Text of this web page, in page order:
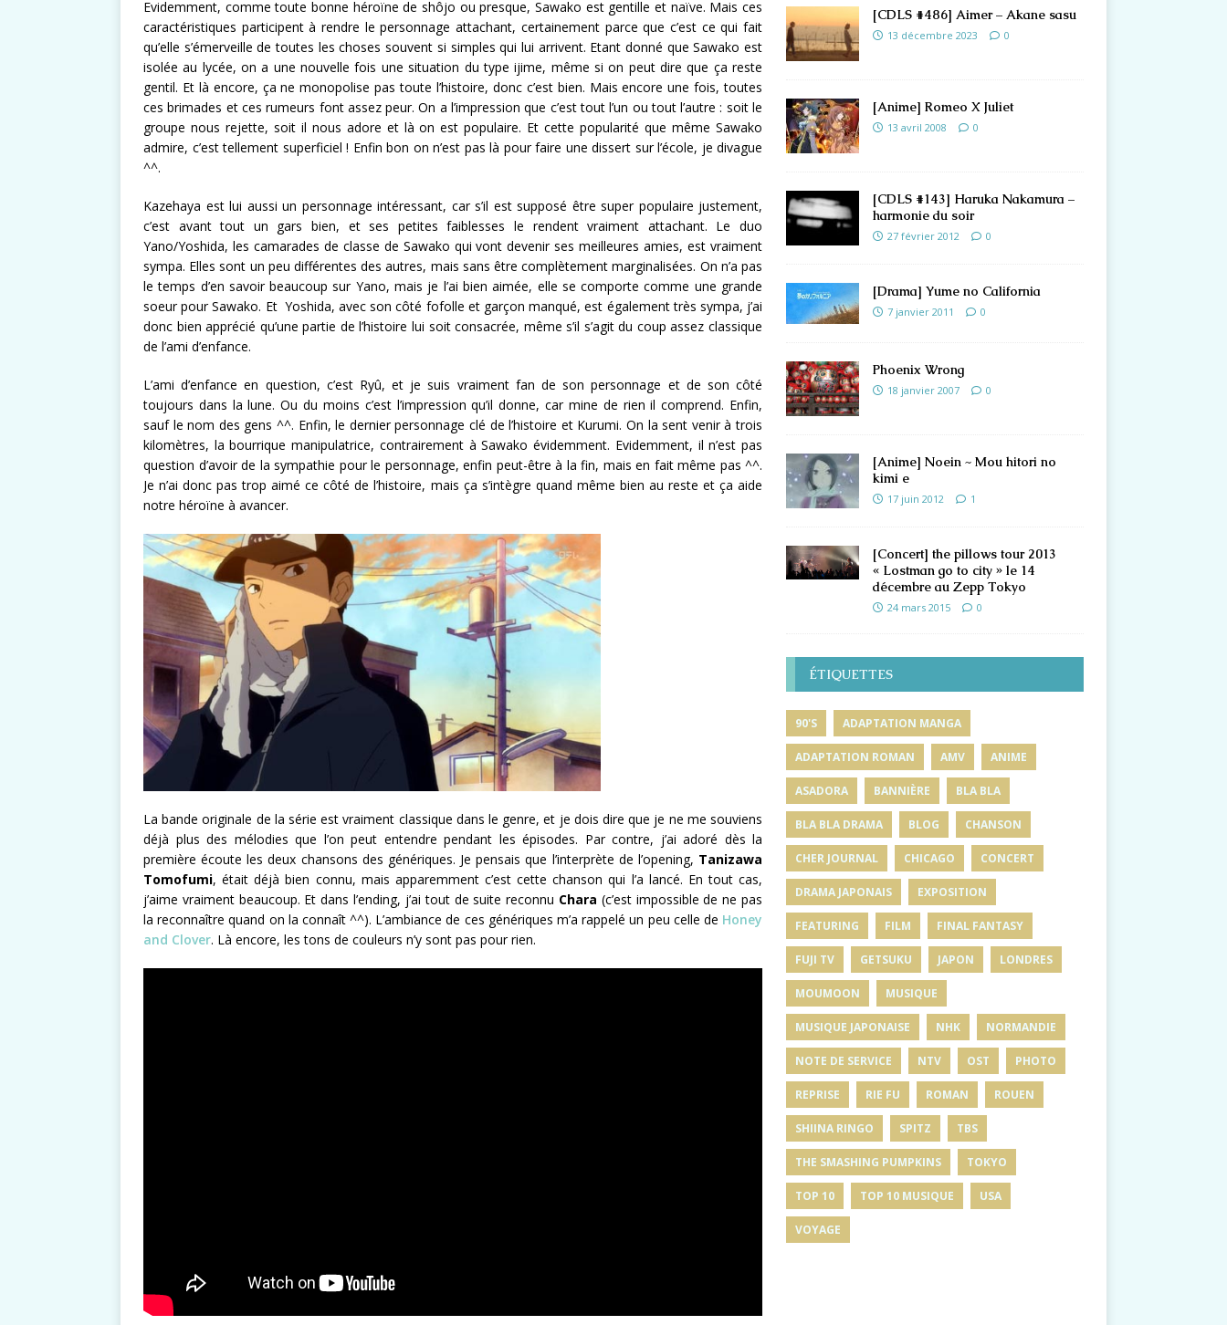
Evidemment, comme toute bonne héroïne de shôjo ou presque, Sawako est gentille et naïve. Mais ces
caractéristiques participent à rendre le personnage attachant, certainement parce que c’est ce qui fait
qu’elle s’émerveille de toutes les choses souvent si simples qui lui arrivent. Etant donné que Sawako est
isolée au lycée, on a une nouvelle fois une situation du type ijime, même si on peut dire que ça reste
gentil. Et là encore, ça ne monopolise pas toute l’histoire, donc c’est bien. Mais encore une fois, toutes
ces brimades et ces rumeurs font assez peur. On a l’impression que c’est tout l’un ou tout l’autre : soit le
groupe nous rejette, soit il nous adore et là on est populaire. Et cette popularité que même Sawako
admire, c’est tellement superficiel ! Enfin bon on n’est pas là pour faire une dissert sur l’école, je divague
^^.
Kazehaya est lui aussi un personnage intéressant, car s’il est supposé être super populaire justement,
c’est avant tout un gars bien, et ses petites faiblesses le rendent vraiment attachant. Le duo
Yano/Yoshida, les camarades de classe de Sawako qui vont devenir ses meilleures amies, est vraiment
sympa. Elles sont un peu différentes des autres, mais sans être complètement marginalisées. On n’a pas
le temps d’en savoir beaucoup sur Yano, mais je l’ai bien aimée, elle se comporte comme une grande
soeur pour Sawako. Et Yoshida, avec son côté fofolle et garçon manqué, est également très sympa, j’ai
donc bien apprécié qu’une partie de l’histoire lui soit consacrée, même s’il s’agit du coup assez classique
de l’ami d’enfance.
L’ami d’enfance en question, c’est Ryû, et je suis vraiment fan de son personnage et de son côté
toujours dans la lune. Ou du moins c’est l’impression qu’il donne, car mine de rien il comprend. Enfin,
sauf le nom des gens ^^. Enfin, le dernier personnage clé de l’histoire et Kurumi. On la sent venir à trois
kilomètres, la bourrique manipulatrice, contrairement à Sawako évidemment. Evidemment, il n’est pas
question d’avoir de la sympathie pour le personnage, enfin peut-être à la fin, mais en fait même pas ^^.
Je n’ai donc pas trop aimé ce côté de l’histoire, mais ça s’intègre quand même bien au reste et ça aide
notre héroïne à avancer.
La bande originale de la série est vraiment classique dans le genre, et je dois dire que je ne me souviens
déjà plus des mélodies que l’on peut entendre pendant les épisodes. Par contre, j’ai adoré dès la
première écoute les deux chansons des génériques. Je pensais que l’interprète de l’opening, Tanizawa
Tomofumi, était déjà bien connu, mais apparemment c’est cette chanson qui l’a lancé. En tout cas,
j’aime vraiment beaucoup. Et dans l’ending, j’ai tout de suite reconnu Chara (c’est impossible de ne pas
la reconnaître quand on la connaît ^^). L’ambiance de ces génériques m’a rappelé un peu celle de Honey
and Clover. Là encore, les tons de couleurs n’y sont pas pour rien.
[CDLS #486] Aimer – Akane sasu
13 décembre 2023 0
[Anime] Romeo X Juliet
13 avril 2008 0
[CDLS #143] Haruka Nakamura –
harmonie du soir
27 février 2012 0
[Drama] Yume no California
7 janvier 2011 0
Phoenix Wrong
18 janvier 2007 0
[Anime] Noein ~ Mou hitori no
kimi e
17 juin 2012 1
[Concert] the pillows tour 2013
« Lostman go to city » le 14
décembre au Zepp Tokyo
24 mars 2015 0
ÉTIQUETTES
90'S ADAPTATION MANGA
ADAPTATION ROMAN AMV ANIME
ASADORA BANNIÈRE BLA BLA
BLA BLA DRAMA BLOG CHANSON
CHER JOURNAL CHICAGO CONCERT
DRAMA JAPONAIS EXPOSITION
FEATURING FILM FINAL FANTASY
FUJI TV GETSUKU JAPON LONDRES
MOUMOON MUSIQUE
MUSIQUE JAPONAISE NHK NORMANDIE
NOTE DE SERVICE NTV OST PHOTO
REPRISE RIE FU ROMAN ROUEN
SHIINA RINGO SPITZ TBS
THE SMASHING PUMPKINS TOKYO
TOP 10 TOP 10 MUSIQUE USA
VOYAGE